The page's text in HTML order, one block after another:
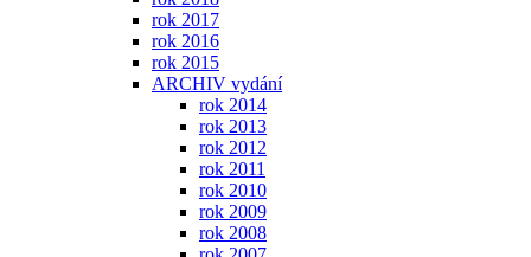
rok 2017
rok 2016
rok 2015
ARCHIV vydání
rok 2014
rok 2013
rok 2012
rok 2011
rok 2010
rok 2009
rok 2008